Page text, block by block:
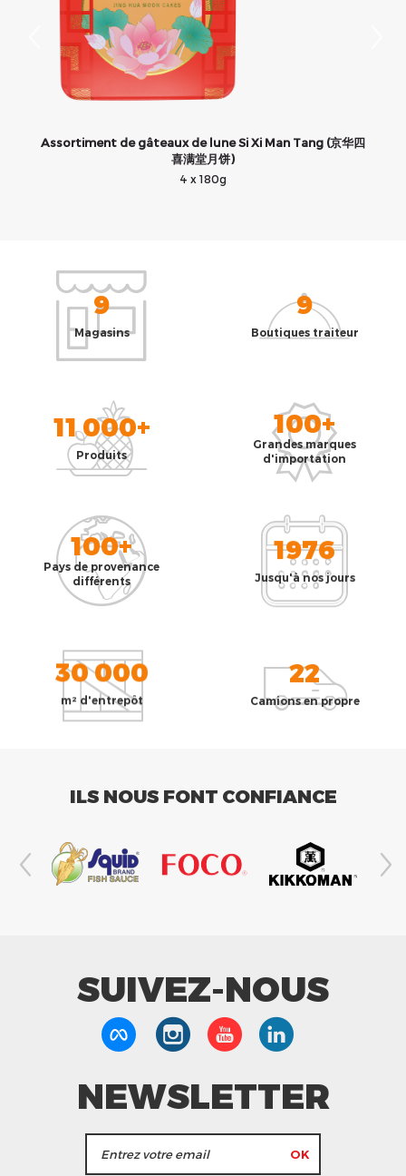
Assortiment de gâteaux de lune Si Xi Man Tang (京华四
喜满堂月饼)
4 x 180g
9
Magasins
9
Boutiques traiteur
11 000+
Produits
100+
Grandes marques
d'importation
100+
Pays de provenance
différents
1976
Jusqu'à nos jours
30 000
m² d'entrepôt
22
Camions en propre
ILS NOUS FONT CONFIANCE
SUIVEZ-NOUS
NEWSLETTER